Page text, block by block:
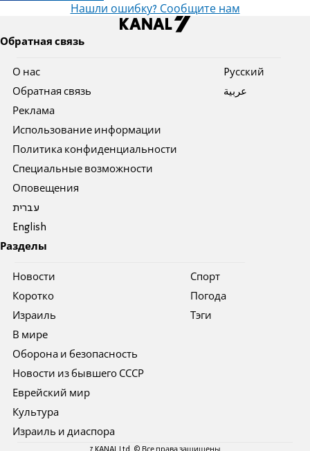
Нашли ошибку? Сообщите нам
Обратная связь
О нас
Обратная связь
Реклама
Использование информации
Политика конфиденциальности
Специальные возможности
Оповещения
עברית
English
Pусский
عربية
Разделы
Новости
Коротко
Израиль
В мире
Оборона и безопасность
Новости из бывшего СССР
Еврейский мир
Культура
Израиль и диаспора
Спорт
Погода
Тэги